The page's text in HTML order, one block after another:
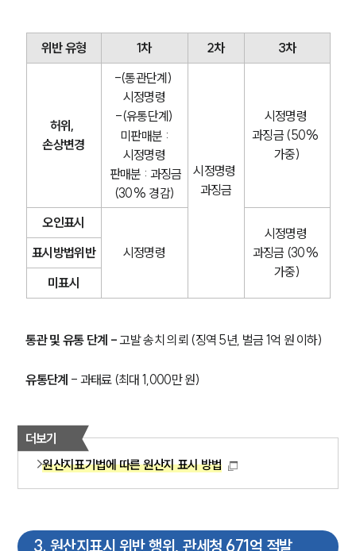
위반 유형 1차 2차 3차
허위,
손상변경
-(통관단계)
시정명령
-(유통단계)
시정명령
(30% 경감)
시정명령
과징금
시정명령
과징금 (50%
가중)
오인표시
시정명령
시정명령
과징금 (30%
가중)
표시방법위반
미표시
통관 및 유통 단계 - 고발 송치 의뢰 (징역 5년, 벌금 1억 원 이하)
유통단계 - 과태료 (최대 1,000만 원)
더보기
원산지표기법에 따른 원산지 표시 방법
3. 원산지표시 위반 행위, 관세청 671억 적발